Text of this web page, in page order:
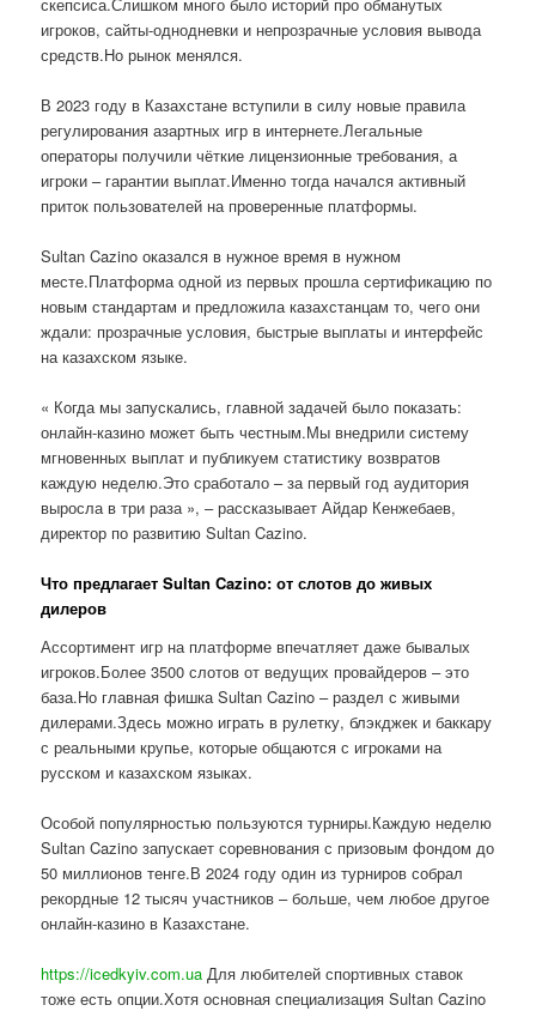
игроков, сайты-однодневки и непрозрачные условия вывода
средств.Но рынок менялся.
В 2023 году в Казахстане вступили в силу новые правила
регулирования азартных игр в интернете.Легальные
операторы получили чёткие лицензионные требования, а
игроки – гарантии выплат.Именно тогда начался активный
приток пользователей на проверенные платформы.
Sultan Cazino оказался в нужное время в нужном
месте.Платформа одной из первых прошла сертификацию по
новым стандартам и предложила казахстанцам то, чего они
ждали: прозрачные условия, быстрые выплаты и интерфейс
на казахском языке.
« Когда мы запускались, главной задачей было показать:
онлайн-казино может быть честным.Мы внедрили систему
мгновенных выплат и публикуем статистику возвратов
каждую неделю.Это сработало – за первый год аудитория
выросла в три раза », – рассказывает Айдар Кенжебаев,
директор по развитию Sultan Cazino.
Что предлагает Sultan Cazino: от слотов до живых
дилеров
Ассортимент игр на платформе впечатляет даже бывалых
игроков.Более 3500 слотов от ведущих провайдеров – это
база.Но главная фишка Sultan Cazino – раздел с живыми
дилерами.Здесь можно играть в рулетку, блэкджек и баккару
с реальными крупье, которые общаются с игроками на
русском и казахском языках.
Особой популярностью пользуются турниры.Каждую неделю
Sultan Cazino запускает соревнования с призовым фондом до
50 миллионов тенге.В 2024 году один из турниров собрал
рекордные 12 тысяч участников – больше, чем любое другое
онлайн-казино в Казахстане.
https://icedkyiv.com.ua Для любителей спортивных ставок
тоже есть опции.Хотя основная специализация Sultan Cazino